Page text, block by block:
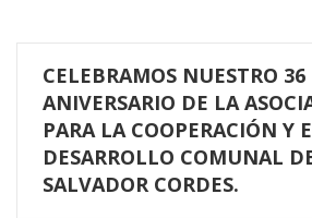
CELEBRAMOS NUESTRO 36
ANIVERSARIO DE LA
PARA LA COOPERACIÓN Y
DESARROLLO COMUNAL
SALVADOR CORDES.